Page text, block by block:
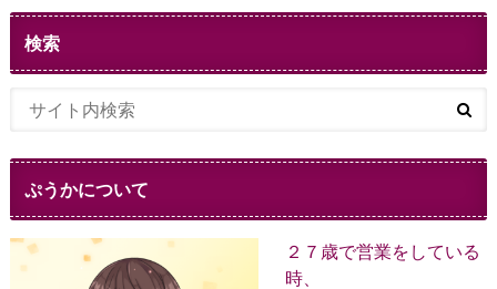
検索
ぷうかについて
２７歳で営業をしている
時、